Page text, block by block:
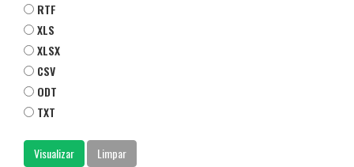
RTF
XLS
XLSX
CSV
ODT
TXT